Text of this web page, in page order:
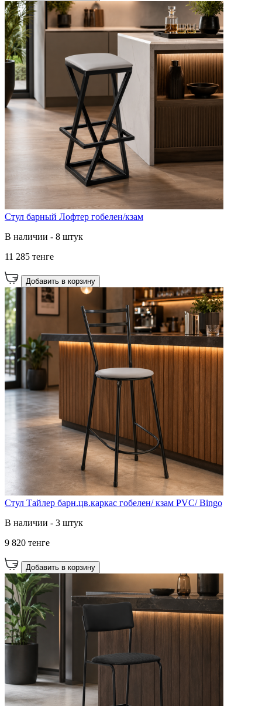
Стул барный Лофтер гобелен/кзам
В наличии - 8 штук
11 285 тенге
Добавить в корзину
Стул Тайлер барн.цв.каркас гобелен/ кзам PVC/ Bingo
В наличии - 3 штук
9 820 тенге
Добавить в корзину